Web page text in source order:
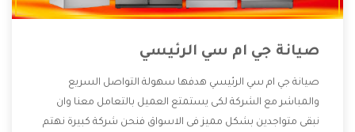
صيانة جي ام سي الرئيسي
صيانة جي ام سي الرئيسي هدفها سهولة التواصل السريع
والمباشر مع الشركة لكى يستمتع العميل بالتعامل معنا وان
نبقى متواجدين بشكل مميز فى الاسواق فنحن شركة كبيرة نهتم